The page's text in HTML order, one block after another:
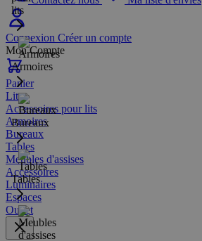
Connexion Créer un compte
Mon Compte
Panier
lits
Armoires
Bureaux
Tables
Lits
Accessoires pour lits
Armoires
Bureaux
Tables
Meubles d'assises
Accessoires
Luminaires
Espaces
Outlet